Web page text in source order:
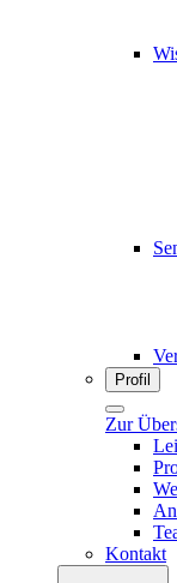
Profil
Zur
Kontakt